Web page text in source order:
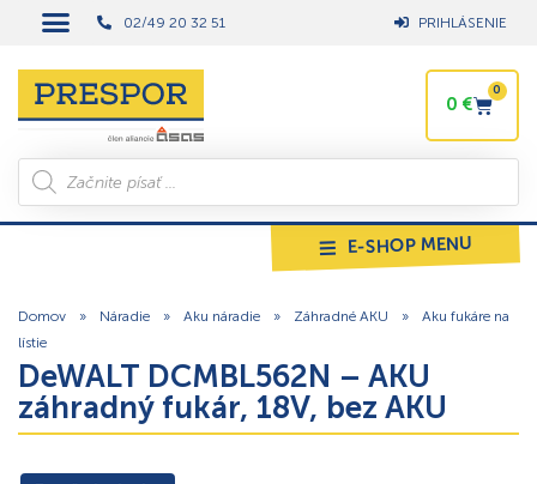
02/49 20 32 51 PRIHLÁSENIE
0 €
0
E-SHOP MENU
Domov » Náradie » Aku náradie » Záhradné AKU »
Aku fukáre na
lístie
DeWALT DCMBL562N – AKU
záhradný fukár, 18V, bez AKU